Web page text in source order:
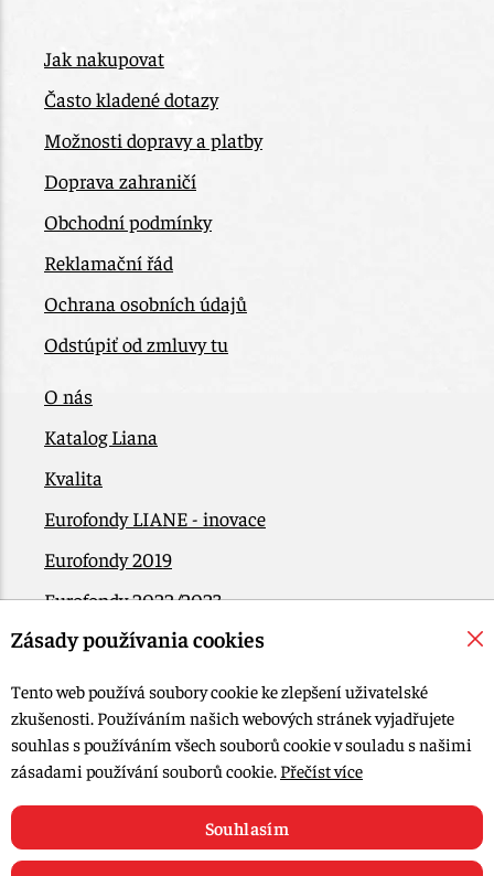
Jak nakupovat
Často kladené dotazy
Možnosti dopravy a platby
Doprava zahraničí
Obchodní podmínky
Reklamační řád
Ochrana osobních údajů
Odstúpiť od zmluvy tu
O nás
Katalog Liana
Kvalita
Eurofondy LIANE - inovace
Eurofondy 2019
Eurofondy 2022/2023
EÚ Plán obnovy
Kontakt
© 2015-2026, LIANA GOLIAŠ s.r.o. všechna práva vyhrazena.
Upravit nastavení Cookies
Zásady používania cookies
Tento web používá soubory cookie ke zlepšení uživatelské
zkušenosti. Používáním našich webových stránek vyjadřujete
souhlas s používáním všech souborů cookie v souladu s našimi
zásadami používání souborů cookie. Přečíst více
Souhlasím